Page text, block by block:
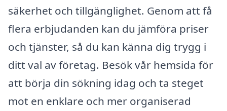
säkerhet och tillgänglighet. Genom att få
flera erbjudanden kan du jämföra priser
och tjänster, så du kan känna dig trygg i
ditt val av företag. Besök vår hemsida för
att börja din sökning idag och ta steget
mot en enklare och mer organiserad